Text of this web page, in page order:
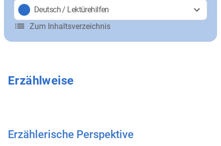
Deutsch/ Lektürehilfen
Zum Inhaltsverzeichnis
Erzählweise
Erzählerische Perspektive